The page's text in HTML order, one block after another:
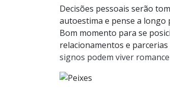
Decisões pessoais serão
autoestima e pense a
Bom momento para se
relacionamentos e
signos podem viver